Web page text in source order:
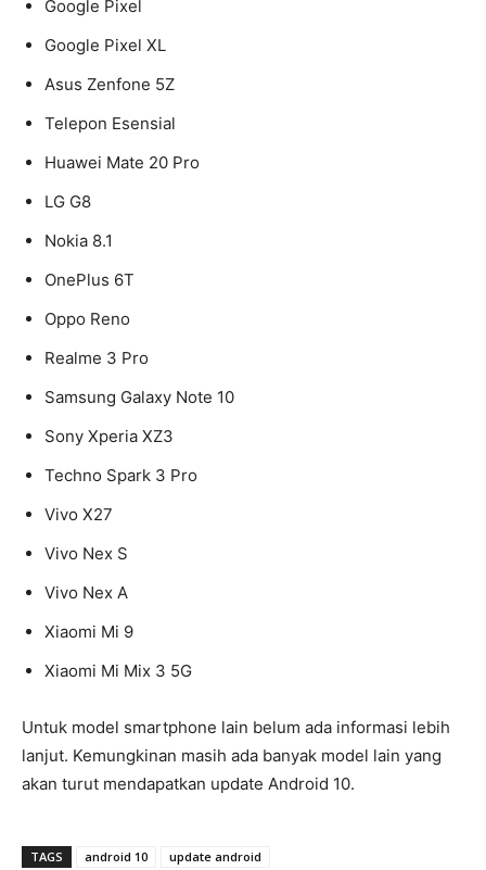
Google Pixel
Google Pixel XL
Asus Zenfone 5Z
Telepon Esensial
Huawei Mate 20 Pro
LG G8
Nokia 8.1
OnePlus 6T
Oppo Reno
Realme 3 Pro
Samsung Galaxy Note 10
Sony Xperia XZ3
Techno Spark 3 Pro
Vivo X27
Vivo Nex S
Vivo Nex A
Xiaomi Mi 9
Xiaomi Mi Mix 3 5G
Untuk model smartphone lain belum ada informasi lebih
lanjut. Kemungkinan masih ada banyak model lain yang
akan turut mendapatkan update Android 10.
TAGS android 10 update android